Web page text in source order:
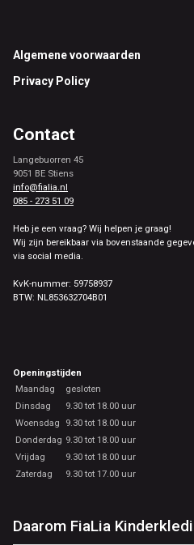
Footer
Algemene voorwaarden
Privacy Policy
Contact
Langebuorren 45
9051 BE Stiens
info@fialia.nl
085 - 273 51 09
Heb je een vraag? Wij helpen je graag!
Wij zijn bereikbaar via bovenstaande
via social media.
KvK-nummer: 59758937
BTW: NL853632704B01
Openingstijden
Maandag
gesloten
Dinsdag
9.30 tot 18.00 uur
Woensdag
9.30 tot 18.00 uur
Donderdag 9.30 tot 18.00 uur
Vrijdag
9.30 tot 18.00 uur
Zaterdag
9.30 tot 17.00 uur
Daarom FiaLia